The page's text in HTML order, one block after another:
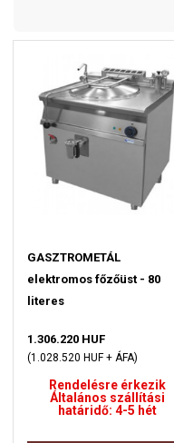
GASZTROMETÁL
elektromos főzőüst - 80
literes
1.306.220 HUF
(1.028.520 HUF + ÁFA)
Rendelésre érkezik
Általános szállítási
határidő: 4-5 hét